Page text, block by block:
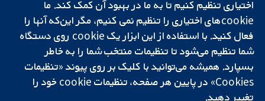
سلامت بهتر.
شغلی
Cochrane
Library
شبکه همکاری کاکرین، یک مؤسسه خیریه (شماره 1045921) و یک شرکت با
اختیاری تنظیم کنیم تا به ما در بهبود آن کمک کند. ما
cookie‌های اختیاری را تنظیم نمی کنیم، مگر این‌که آنها را
فعال کنید. با استفاده از این ابزار یک cookie‌ روی دستگاه
شما تنظیم می‌شود تا تنظیمات منتخب شما را به خاطر
بسپارد. همیشه می‌توانید با کلیک بر روی پیوند «تنظیمات
Cookies» در پایین هر صفحه، تنظیمات cookie‌ خود را
تغییر دهید.